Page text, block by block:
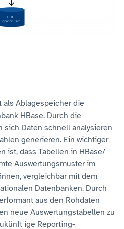
als Ablagespeicher die
HBase. Durch die
sich Daten schnell analysieren
generieren. Ein wichtiger
ist, dass Tabellen in HBase/
Auswertungsmuster im
vergleichbar mit dem
Datenbanken. Durch
aus den Rohdaten
neue Auswertungstabellen zu
ige Reporting-